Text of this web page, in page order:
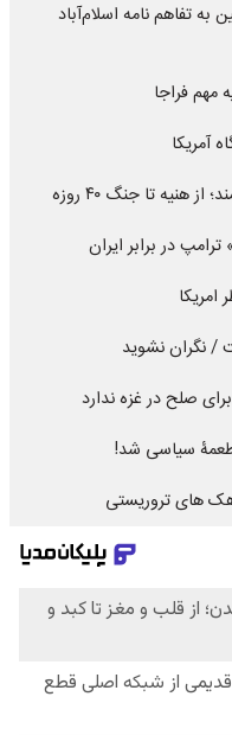
تفاهم نامه اسلام‌آباد
مهم فراجا
تا جنگ ۴۰ روزه
در برابر ایران
/ نگران نشوید
صلح در غزه ندارد
سیاسی شد!